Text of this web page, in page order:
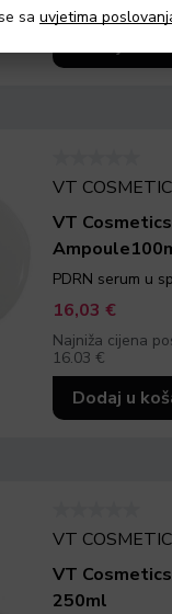
VT
VT
PDRN serum u
16,03€
Najniža cijena
16.03 €
Dodaj u
VT
VT
250ml
sa uvjetima